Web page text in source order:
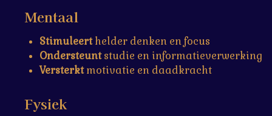
Mentaal
Stimuleerthelder denken en focus
Ondersteuntstudie en informatieverwerking
Versterktmotivatie en daadkracht
Fysiek